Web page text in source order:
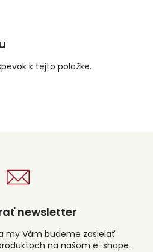
k tejto položke.
newsletter
my Vám budeme zasielať
na našom e-shope.